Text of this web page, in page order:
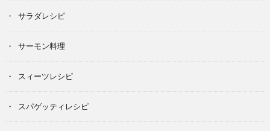
サラダレシピ
サーモン料理
スィーツレシピ
スパゲッティレシピ